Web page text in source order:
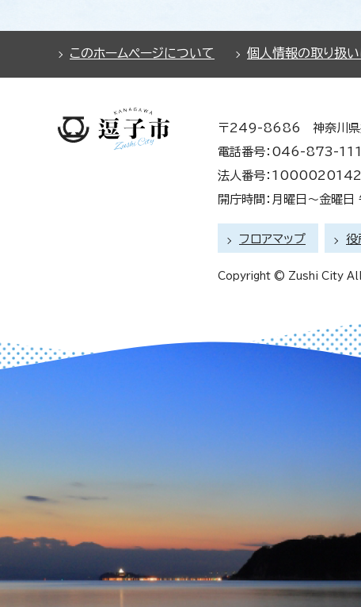
このホームページについて 個人情報の取り扱
〒249-8686 神奈川県
電話番号：046-873-1111
法人番号：
開庁時間：月曜日～金曜
フロアマップ 役
Copyright © Zushi City